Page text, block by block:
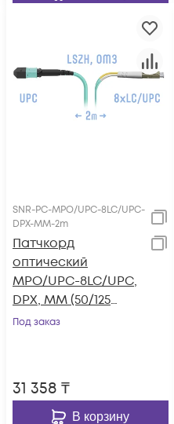
SNR-PC-MPO/UPC-8LC/UPC-
DPX-MM-2m
Патчкорд
оптический
MPO/UPC-8LC/UPC,
DPX, MM (50/125
OM3), 2 метра
Под заказ
31 358 ₸
В корзину